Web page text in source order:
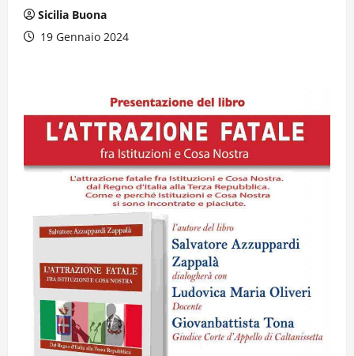
Sicilia Buona
19 Gennaio 2024